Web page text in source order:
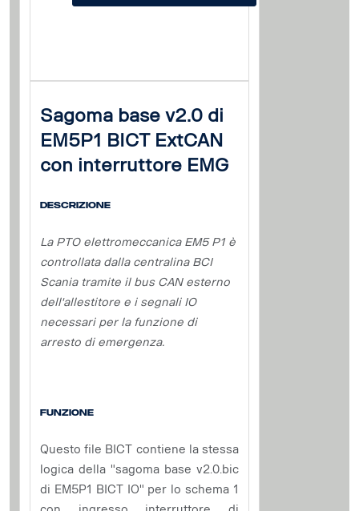
Sagoma base v2.0 di
EM5P1 BICT ExtCAN
con interruttore EMG
Descrizione
La PTO elettromeccanica EM5 P1 è
controllata dalla centralina BCI
Scania tramite il bus CAN esterno
dell'allestitore e i segnali IO
necessari per la funzione di
arresto di emergenza.
Funzione
Questo file BICT contiene la stessa
logica della "sagoma base v2.0.bic
di EM5P1 BICT IO" per lo schema 1